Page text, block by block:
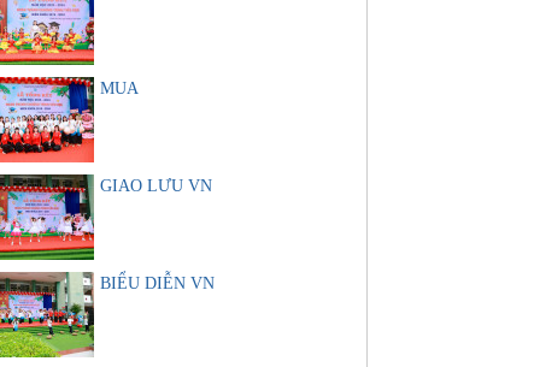
MUA
GIAO LƯU VN
BIỂU DIỄN VN